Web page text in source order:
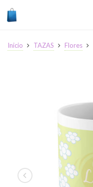
Inicio TAZAS Flores